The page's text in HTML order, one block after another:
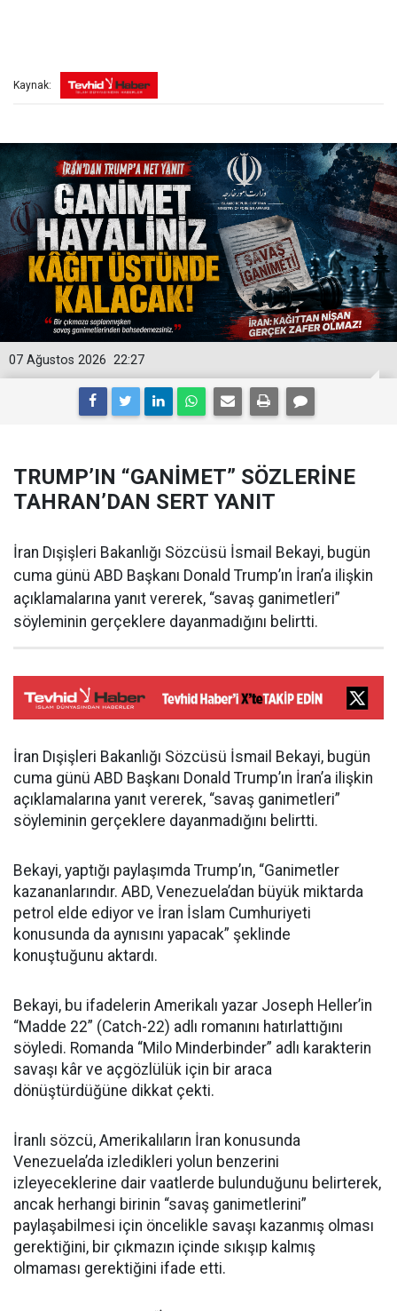
Kaynak:
22:27
07 Ağustos 2026
TRUMP’IN “GANİMET” SÖZLERİNE
TAHRAN’DAN SERT YANIT
İran Dışişleri Bakanlığı Sözcüsü İsmail Bekayi, bugün
cuma günü ABD Başkanı Donald Trump’ın İran’a ilişkin
açıklamalarına yanıt vererek, “savaş ganimetleri”
söyleminin gerçeklere dayanmadığını belirtti.
İran Dışişleri Bakanlığı Sözcüsü İsmail Bekayi, bugün
cuma günü ABD Başkanı Donald Trump’ın İran’a ilişkin
açıklamalarına yanıt vererek, “savaş ganimetleri”
söyleminin gerçeklere dayanmadığını belirtti.
Bekayi, yaptığı paylaşımda Trump’ın, “Ganimetler
kazananlarındır. ABD, Venezuela’dan büyük miktarda
petrol elde ediyor ve İran İslam Cumhuriyeti
konusunda da aynısını yapacak” şeklinde
konuştuğunu aktardı.
Bekayi, bu ifadelerin Amerikalı yazar Joseph Heller’in
“Madde 22” (Catch-22) adlı romanını hatırlattığını
söyledi. Romanda “Milo Minderbinder” adlı karakterin
savaşı kâr ve açgözlülük için bir araca
dönüştürdüğüne dikkat çekti.
İranlı sözcü, Amerikalıların İran konusunda
Venezuela’da izledikleri yolun benzerini
izleyeceklerine dair vaatlerde bulunduğunu belirterek,
ancak herhangi birinin “savaş ganimetlerini”
paylaşabilmesi için öncelikle savaşı kazanmış olması
gerektiğini, bir çıkmazın içinde sıkışıp kalmış
olmaması gerektiğini ifade etti.